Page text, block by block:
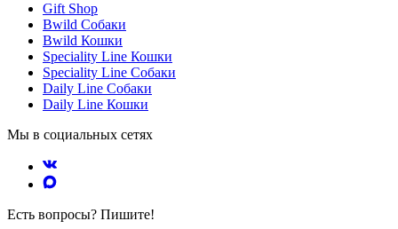
Gift Shop
Bwild Собаки
Bwild Кошки
Speciality Line Кошки
Speciality Line Собаки
Daily Line Собаки
Daily Line Кошки
Мы в социальных сетях
Есть вопросы? Пишите!